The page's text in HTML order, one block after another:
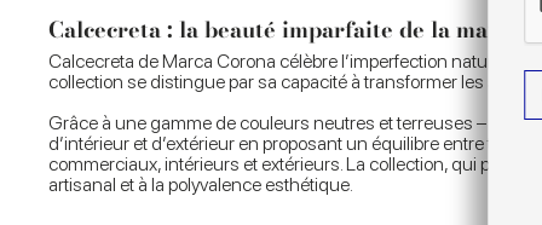
Calcecreta : la beauté imparfaite de la matière
Calcecreta de Marca Corona célèbre l’imperfection naturelle
collection se distingue par sa capacité à transformer les
Grâce à une gamme de couleurs neutres et terreuses –
d’intérieur et d’extérieur en proposant un équilibre entre
commerciaux, intérieurs et extérieurs. La collection, qui peut
artisanal et à la polyvalence esthétique.